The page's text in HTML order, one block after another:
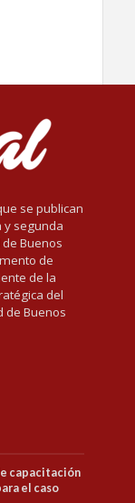
se publican
y segunda
Buenos
de
de la
del
de Buenos
capacitación
el caso